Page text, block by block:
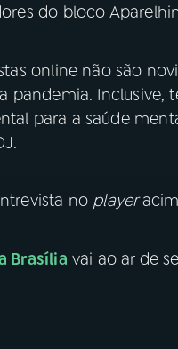
do bloco
online não são
pandemia.
para a saúde
no player
Brasília vai ao ar de